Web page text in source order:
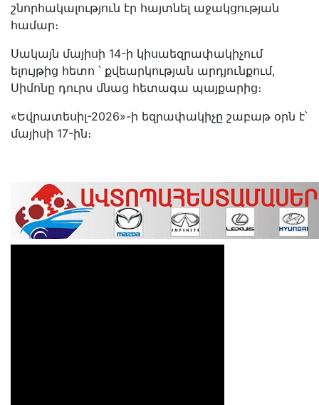
շնորհակալություն էր հայտնել աջակցության
համար։
Սակայն մայիսի 14-ի կիսաեզրափակիչում
ելույթից հետո ՝ քվեարկության արդյունքում,
Սիմոնը դուրս մնաց հետագա պայքարից։
«Եվրատեսիլ-2026»-ի եզրափակիչը շաբաթ օրն է՝
մայիսի 17-ին։